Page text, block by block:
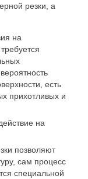
резки, а
на
есть
прихотливых и
на
позволяют
сам процесс
специальной